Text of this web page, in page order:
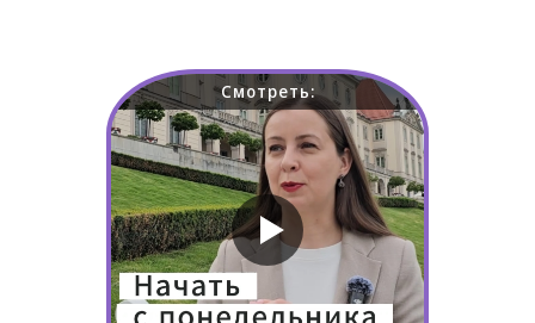
Смотреть: